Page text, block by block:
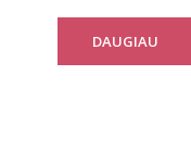
DAUGIAU